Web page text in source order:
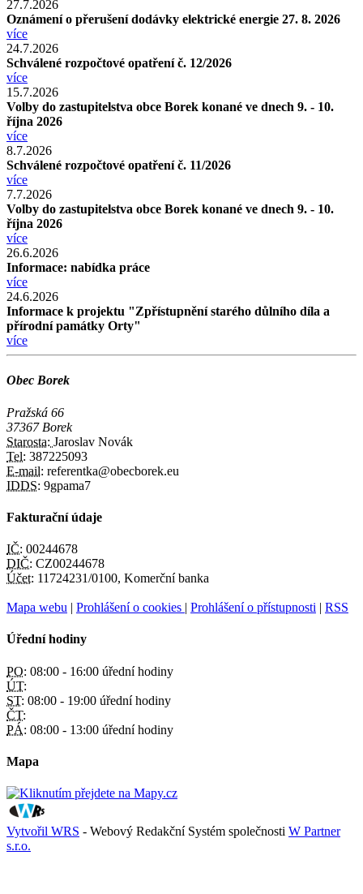
27.7.2026
Oznámení o přerušení dodávky elektrické energie 27. 8. 2026
více
24.7.2026
Schválené rozpočtové opatření č. 12/2026
více
15.7.2026
Volby do zastupitelstva obce Borek konané ve dnech 9. - 10.
října 2026
více
8.7.2026
Schválené rozpočtové opatření č. 11/2026
více
7.7.2026
Volby do zastupitelstva obce Borek konané ve dnech 9. - 10.
října 2026
více
26.6.2026
Informace: nabídka práce
více
24.6.2026
Informace k projektu "Zpřístupnění starého důlního díla a
přírodní památky Orty"
více
Obec Borek
Pražská 66
37367 Borek
Starosta: Jaroslav Novák
Tel: 387225093
E-mail: referentka@obecborek.eu
IDDS: 9gpama7
Fakturační údaje
IČ: 00244678
DIČ: CZ00244678
Účet: 11724231/0100, Komerční banka
Mapa webu | Prohlášení o cookies | Prohlášení o přístupnosti | RSS
Úřední hodiny
PO: 08:00 - 16:00 úřední hodiny
ÚT:
ST: 08:00 - 19:00 úřední hodiny
ČT:
PÁ: 08:00 - 13:00 úřední hodiny
Mapa
Vytvořil WRS - Webový Redakční Systém společnosti W Partner
s.r.o.